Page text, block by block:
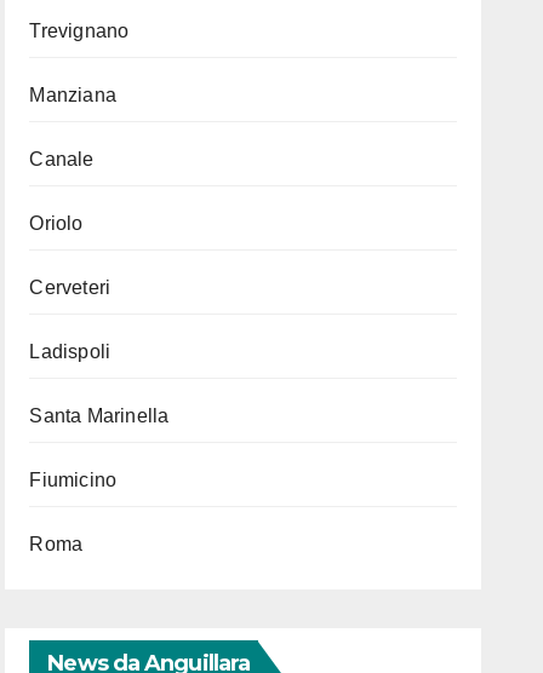
Trevignano
Manziana
Canale
Oriolo
Cerveteri
Ladispoli
Santa Marinella
Fiumicino
Roma
News da Anguillara